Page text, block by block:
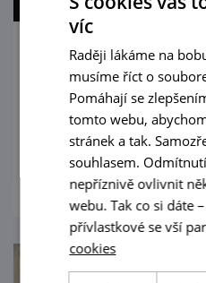
Paměť národa:
Dramatické příběhy
ožívají v Insitutu
víc
Raději lákáme na
musíme říct o
Pomáhají se
tomto webu,
stránek a tak.
souhlasem.
nepříznivě ovlivnit
webu. Tak co si dáte
přívlastkové se vší
cookies